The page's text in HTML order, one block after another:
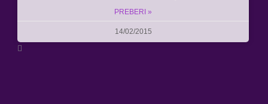
PREBERI »
14/02/2015